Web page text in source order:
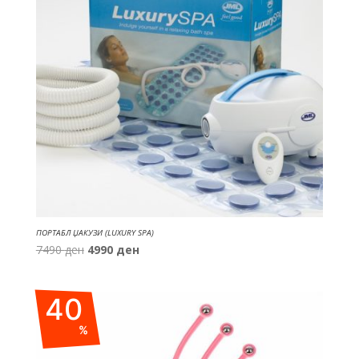
ПОРТАБЛ ЏАКУЗИ (LUXURY SPA)
7490ден Original
7490 ден.
4990 денCurrent
40
%